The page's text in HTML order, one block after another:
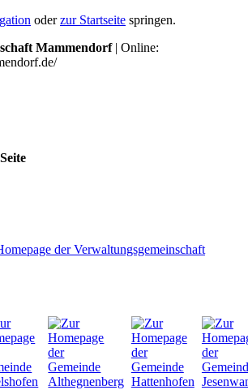
oderzur Startseite springen.
Mammendorf| Online: